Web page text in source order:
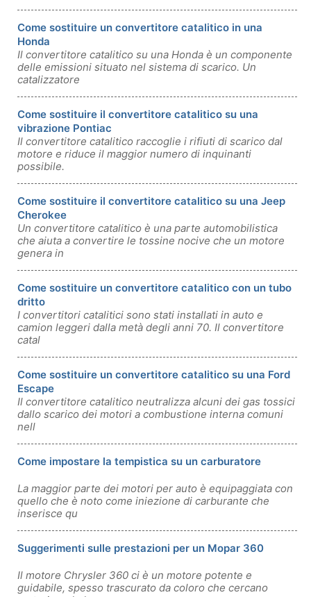
Come sostituire un convertitore catalitico in una
Honda
Il convertitore catalitico su una Honda è un componente
delle emissioni situato nel sistema di scarico. Un
catalizzatore
Come sostituire il convertitore catalitico su una
vibrazione Pontiac
Il convertitore catalitico raccoglie i rifiuti di scarico dal
motore e riduce il maggior numero di inquinanti
possibile.
Come sostituire il convertitore catalitico su una Jeep
Cherokee
Un convertitore catalitico è una parte automobilistica
che aiuta a convertire le tossine nocive che un motore
genera in
Come sostituire un convertitore catalitico con un tubo
dritto
I convertitori catalitici sono stati installati in auto e
camion leggeri dalla metà degli anni 70. Il convertitore
catal
Come sostituire un convertitore catalitico su una Ford
Escape
Il convertitore catalitico neutralizza alcuni dei gas tossici
dallo scarico dei motori a combustione interna comuni
nell
Come impostare la tempistica su un carburatore
La maggior parte dei motori per auto è equipaggiata con
quello che è noto come iniezione di carburante che
inserisce qu
Suggerimenti sulle prestazioni per un Mopar 360
Il motore Chrysler 360 ci è un motore potente e
guidabile, spesso trascurato da coloro che cercano